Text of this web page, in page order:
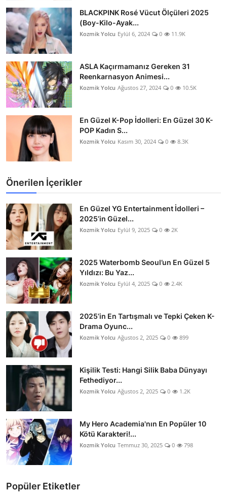
BLACKPINK Rosé Vücut Ölçüleri 2025
(Boy-Kilo-Ayak...
Kozmik Yolcu Eylül 6, 2024 0 11.9K
ASLA Kaçırmamanız Gereken 31
Reenkarnasyon Animesi...
Kozmik Yolcu Ağustos 27, 2024 0 10.5K
En Güzel K-Pop İdolleri: En Güzel 30 K-
POP Kadın S...
Kozmik Yolcu Kasım 30, 2024 0 8.3K
Önerilen İçerikler
En Güzel YG Entertainment İdolleri –
2025’in Güzel...
Kozmik Yolcu Eylül 9, 2025 0 2K
2025 Waterbomb Seoul’un En Güzel 5
Yıldızı: Bu Yaz...
Kozmik Yolcu Eylül 4, 2025 0 2.4K
2025’in En Tartışmalı ve Tepki Çeken K-
Drama Oyunc...
Kozmik Yolcu Ağustos 2, 2025 0 899
Kişilik Testi: Hangi Silik Baba Dünyayı
Fethediyor...
Kozmik Yolcu Ağustos 2, 2025 0 1.2K
My Hero Academia'nın En Popüler 10
Kötü Karakteri!...
Kozmik Yolcu Temmuz 30, 2025 0 798
Popüler Etiketler